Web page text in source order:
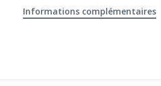
Informations complémentaires